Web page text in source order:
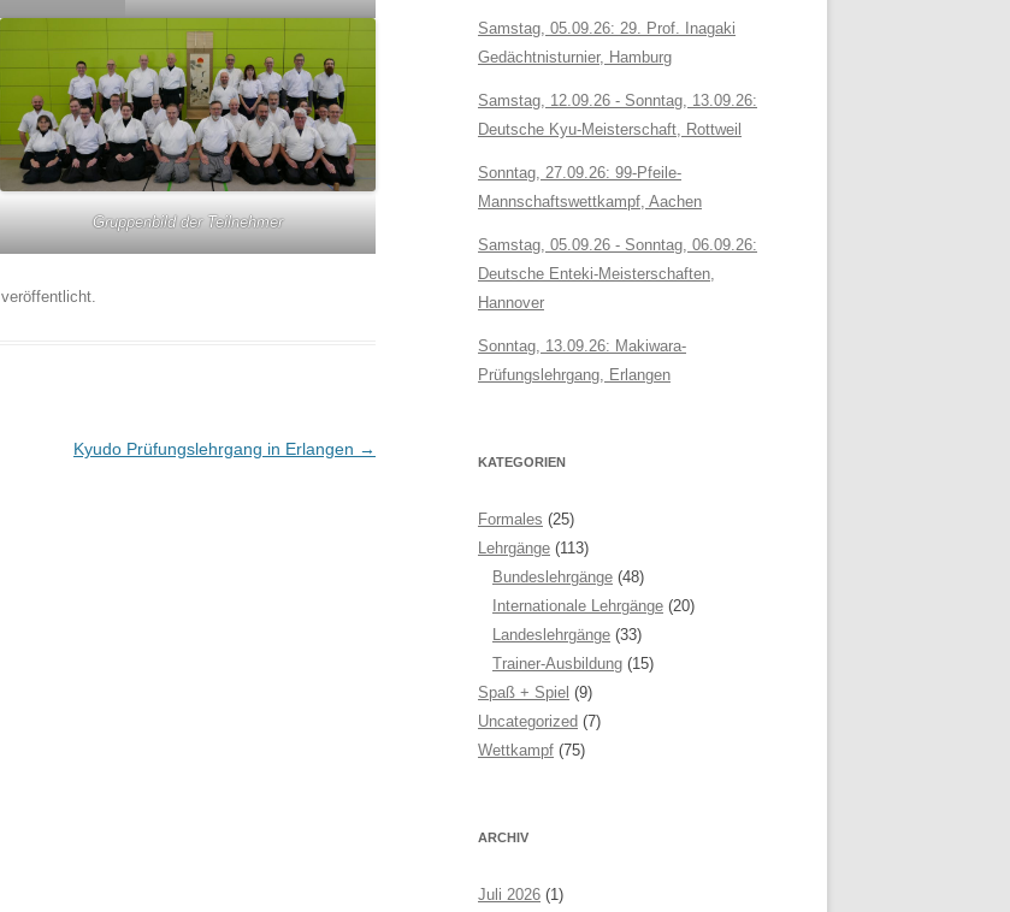
Gruppenbild der Teilnehmer
veröffentlicht.
Kyudo Prüfungslehrgang in Erlangen →
Samstag, 05.09.26: 29. Prof. Inagaki
Gedächtnisturnier, Hamburg
Samstag, 12.09.26 - Sonntag, 13.09.26:
Deutsche Kyu-Meisterschaft, Rottweil
Sonntag, 27.09.26: 99-Pfeile-
Mannschaftswettkampf, Aachen
Samstag, 05.09.26 - Sonntag, 06.09.26:
Deutsche Enteki-Meisterschaften,
Hannover
Sonntag, 13.09.26: Makiwara-
Prüfungslehrgang, Erlangen
KATEGORIEN
Formales (25)
Lehrgänge (113)
Bundeslehrgänge (48)
Internationale Lehrgänge (20)
Landeslehrgänge (33)
Trainer-Ausbildung (15)
Spaß + Spiel (9)
Uncategorized (7)
Wettkampf (75)
ARCHIV
Juli 2026 (1)